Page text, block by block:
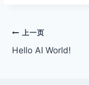
文
章
上一页
Hello AI World!